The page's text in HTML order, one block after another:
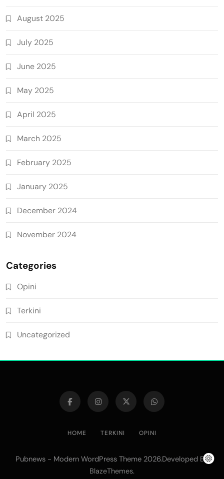
August 2025
July 2025
June 2025
May 2025
April 2025
March 2025
February 2025
January 2025
December 2024
November 2024
Categories
Opini
Terkini
Uncategorized
HOME TERKINI OPINI
Pubnews - Modern WordPress Theme 2026.Developed By
BlazeThemes.